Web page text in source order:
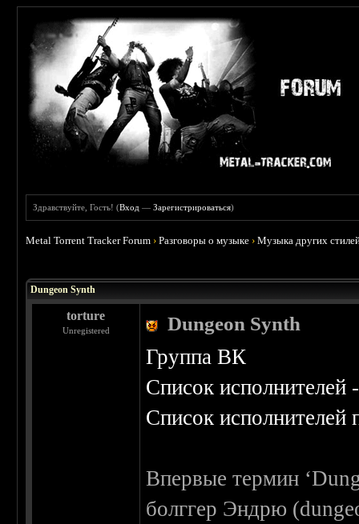
Здравствуйте, Гость! (Вход —Зарегистрироваться)
Metal Torrent Tracker Forum ›Разговоры о музыке ›Музыка других
Dungeon Synth
torture
Unregistered Dungeon Synth
Группа ВК
Список исполнителей
Список
Впервые термин
болггер Эндрю